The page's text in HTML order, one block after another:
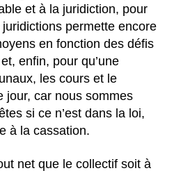
et à la juridiction, pour
permette encore
en fonction des défis
enfin, pour qu’une
les cours et le
jour, car nous sommes
si ce n’est dans la loi,
à la cassation.
net que le collectif soit à